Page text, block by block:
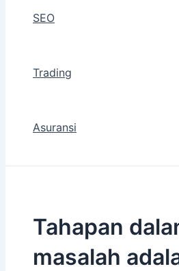
SEO
Trading
Asuransi
Tahapan
masalah